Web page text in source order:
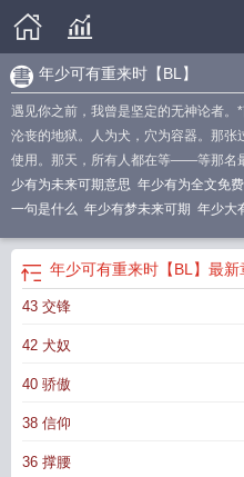
年少可有重来时【BL】
遇见你之前，我曾是坚定的无神论者
沦丧的地狱。人为犬，穴为容器。那
使用。那天，所有人都在等——等那名
少有为未来可期意思 年少有为全文免
一句是什么 年少有梦未来可期 年少大
时什么意思
年少可为歌词年少有为啥
by 年少有爱上半句是什么
是谁唱的
年少有爱下半
怀强制爱
时系列年少有什么意思 年少可重来
年少可有重来时【BL】 最新
43 交锋
42 犬奴
40 骄傲
38 信仰
36 撑腰